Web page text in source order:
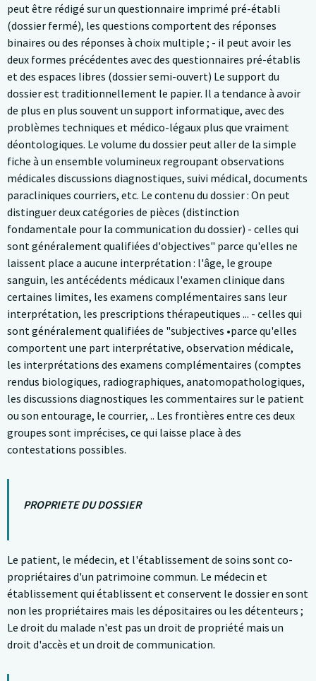
peut être rédigé sur un questionnaire imprimé pré-établi
(dossier fermé), les questions comportent des réponses
binaires ou des réponses à choix multiple ; - il peut avoir les
deux formes précédentes avec des questionnaires pré-établis
et des espaces libres (dossier semi-ouvert) Le support du
dossier est traditionnellement le papier. Il a tendance à avoir
de plus en plus souvent un support informatique, avec des
problèmes techniques et médico-légaux plus que vraiment
déontologiques. Le volume du dossier peut aller de la simple
fiche à un ensemble volumineux regroupant observations
médicales discussions diagnostiques, suivi médical, documents
paracliniques courriers, etc. Le contenu du dossier : On peut
distinguer deux catégories de pièces (distinction
fondamentale pour la communication du dossier) - celles qui
sont généralement qualifiées d'objectives" parce qu'elles ne
laissent place a aucune interprétation : l'âge, le groupe
sanguin, les antécédents médicaux l'examen clinique dans
certaines limites, les examens complémentaires sans leur
interprétation, les prescriptions thérapeutiques ... - celles qui
sont généralement qualifiées de "subjectives •parce qu'elles
comportent une part interprétative, observation médicale,
les interprétations des examens complémentaires (comptes
rendus biologiques, radiographiques, anatomopathologiques,
les discussions diagnostiques les commentaires sur le patient
ou son entourage, le courrier, .. Les frontières entre ces deux
groupes sont imprécises, ce qui laisse place à des
contestations possibles.
PROPRIETE DU DOSSIER
Le patient, le médecin, et l'établissement de soins sont co-
propriétaires d'un patrimoine commun. Le médecin et
établissement qui établissent et conservent le dossier en sont
non les propriétaires mais les dépositaires ou les détenteurs ;
Le droit du malade n'est pas un droit de propriété mais un
droit d'accès et un droit de communication.